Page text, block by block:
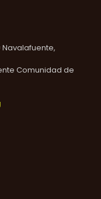
Navalafuente,
Comunidad de